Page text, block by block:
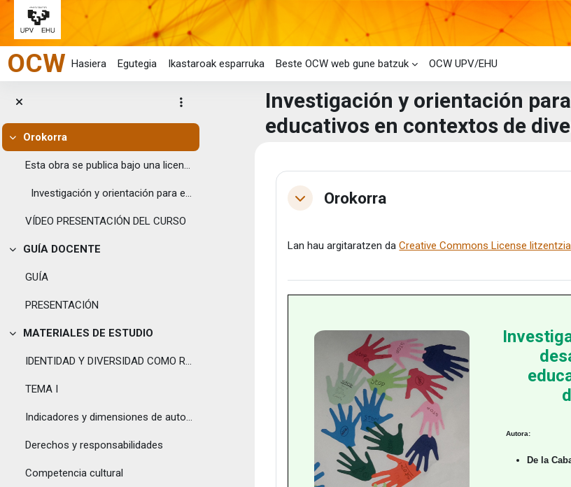
Joan eduki nagusira zuzenean
OCW Hasiera Egutegia Ikastaroak esparruka Beste OCW web gune batzuk OCW UPV/EHU
Tolestu
Orokorra
Esta obra se publica bajo una licencia Creative C...
Investigación y orientación para el...
VÍDEO PRESENTACIÓN DEL CURSO
Tolestu
GUÍA DOCENTE
GUÍA
PRESENTACIÓN
Tolestu
MATERIALES DE ESTUDIO
IDENTIDAD Y DIVERSIDAD COMO RETOS EDUCATIVOS EN CONTEXTOS MULTILINGÜES Y MULTICULTURALES
TEMA I
Indicadores y dimensiones de autonomía
Derechos y responsabilidades
Competencia cultural
Investigación y orientación
educativos en contextos de
Eduki-bloke nagusiak
Atalaren laburpena
TolestuOrokorra
Lan hau argitaratzen daCreative Commons License
Autora:
De la